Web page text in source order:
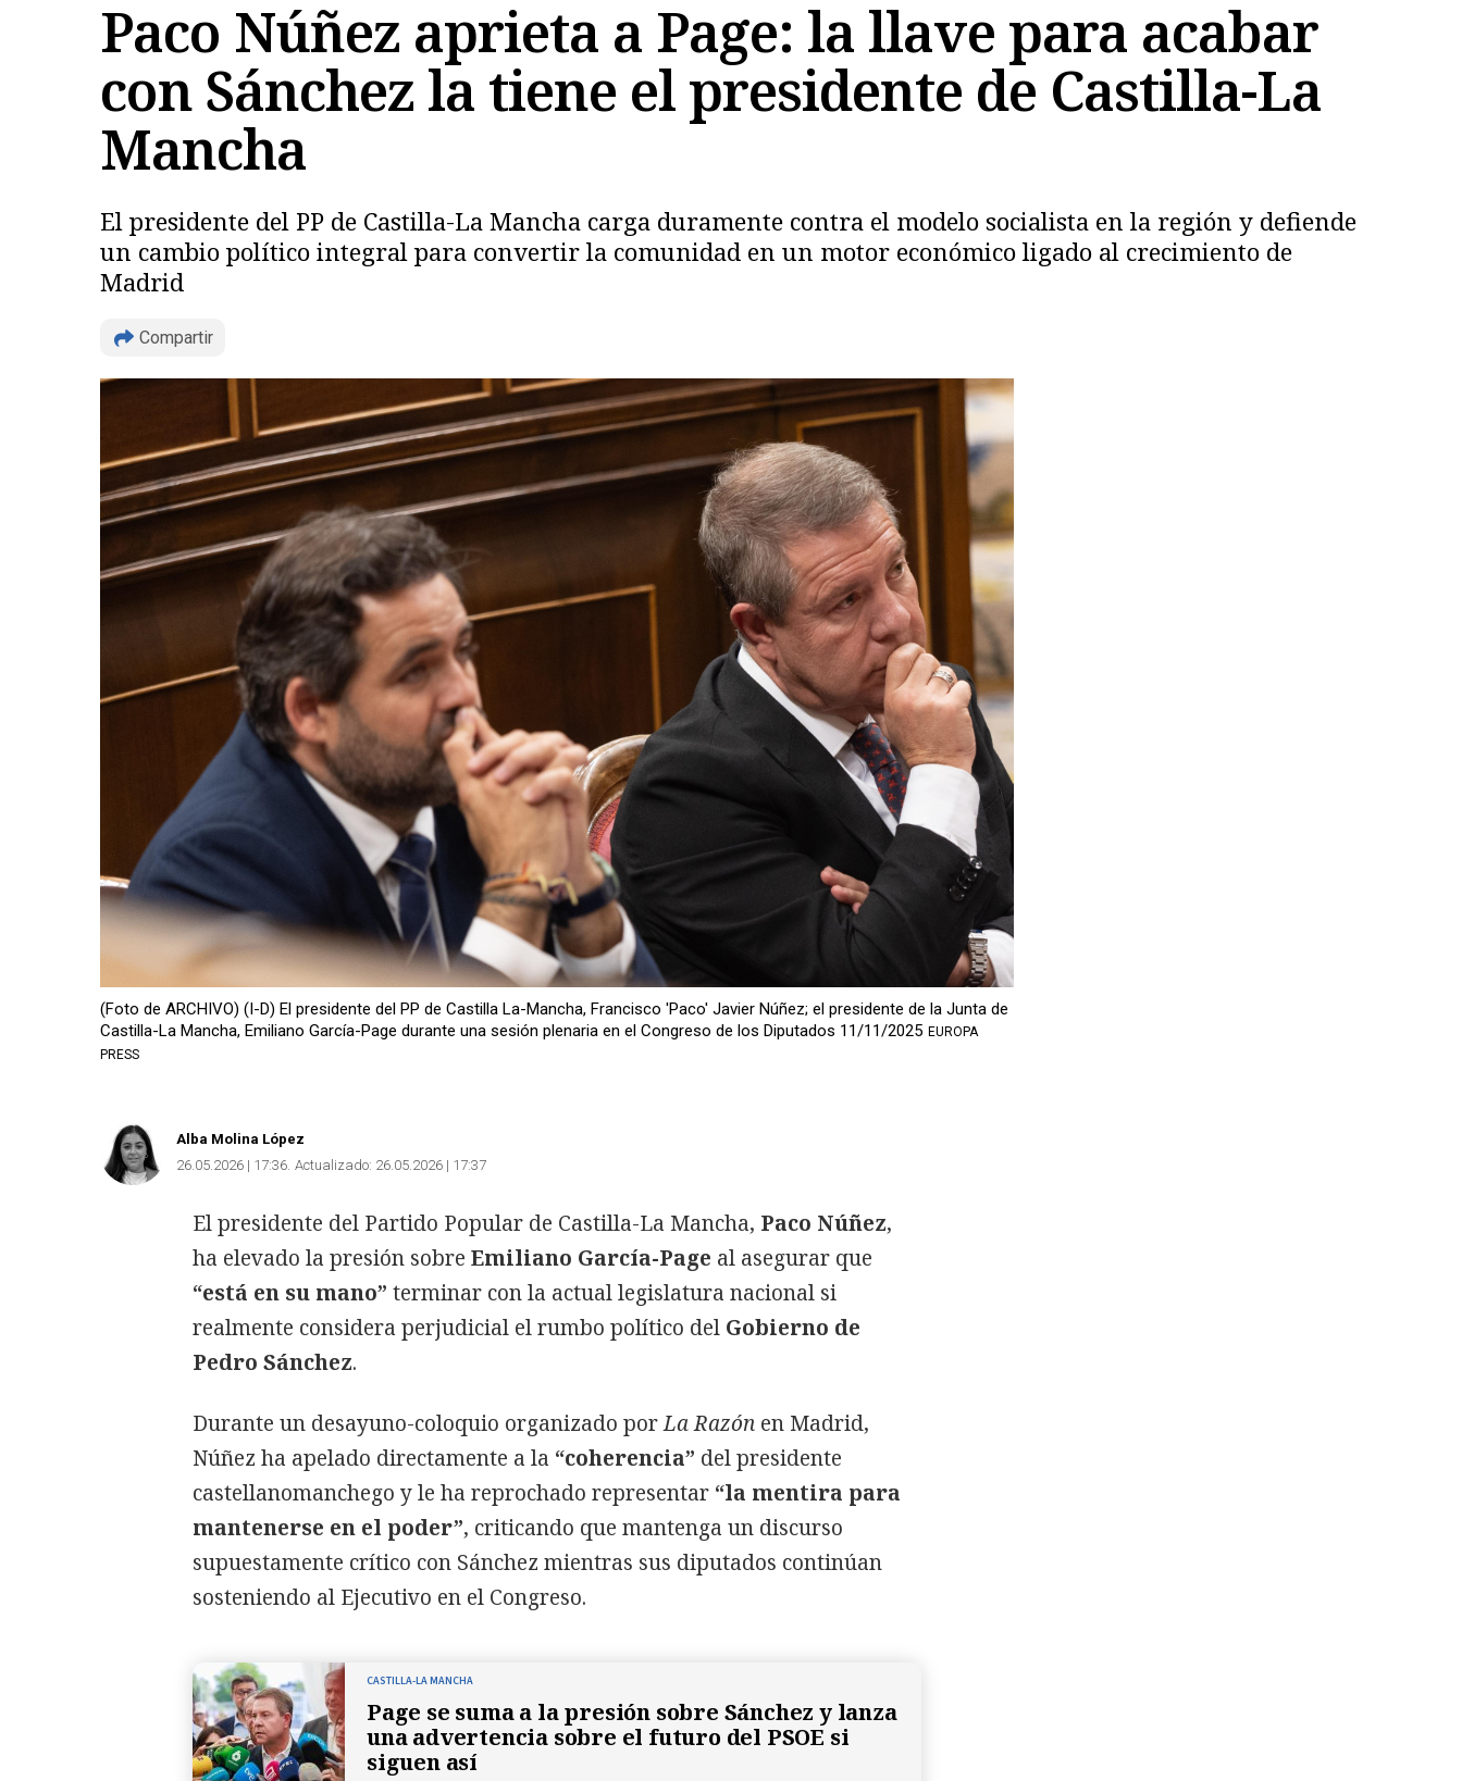
Paco Núñez aprieta a Page: la llave para acabar
con Sánchez la tiene el presidente de Castilla-La
Mancha
El presidente del PP de Castilla-La Mancha carga duramente contra el modelo socialista en la región y defiende
un cambio político integral para convertir la comunidad en un motor económico ligado al crecimiento de
Madrid
Compartir
(Foto de ARCHIVO) (I-D) El presidente del PP de Castilla La-Mancha, Francisco 'Paco' Javier Núñez; el presidente de la Junta de
Castilla-La Mancha, Emiliano García-Page durante una sesión plenaria en el Congreso de los Diputados 11/11/2025 EUROPA
PRESS
Alba Molina López
26.05.2026 | 17:36 Actualizado: 26.05.2026 | 17:37
El presidente del Partido Popular de Castilla-La Mancha, Paco Núñez,
ha elevado la presión sobre Emiliano García-Page al asegurar que
“está en su mano” terminar con la actual legislatura nacional si
realmente considera perjudicial el rumbo político del Gobierno de
Pedro Sánchez.
Durante un desayuno-coloquio organizado porLa Razón en Madrid,
Núñez ha apelado directamente a la “coherencia” del presidente
castellanomanchego y le ha reprochado representar “la mentira para
mantenerse en el poder”, criticando que mantenga un discurso
supuestamente crítico con Sánchez mientras sus diputados continúan
sosteniendo al Ejecutivo en el Congreso.
CASTILLA-LA MANCHA
Page se suma a la presión sobre Sánchez y lanza
una advertencia sobre el futuro del PSOE si
siguen así